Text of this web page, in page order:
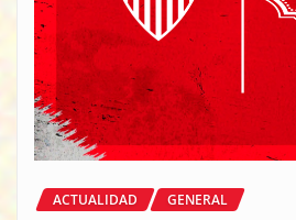
ACTUALIDAD GENERAL